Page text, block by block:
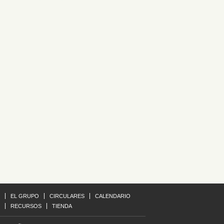
EL GRUPO CIRCULARES
CALENDARIO
RECURSOS
TIENDA